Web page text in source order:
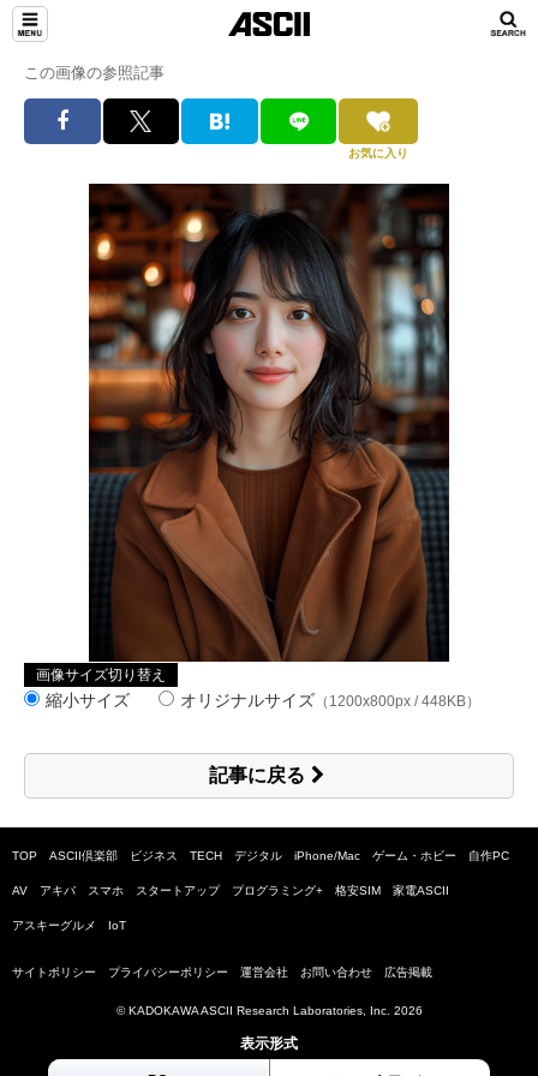
この画像の参照記事
お気に入り
画像サイズ切り替え
縮小サイズ オリジナルサイズ （1200x800px / 448KB）
記事に戻る
TOP ASCII倶楽部 ビジネス TECH デジタル iPhone/Mac ゲーム・ホビー 自作PC
AV アキバ スマホ スタートアップ プログラミング+ 格安SIM 家電ASCII
アスキーグルメ IoT
サイトポリシー プライバシーポリシー 運営会社 お問い合わせ 広告掲載
© KADOKAWA ASCII Research Laboratories, Inc. 2026
表示形式